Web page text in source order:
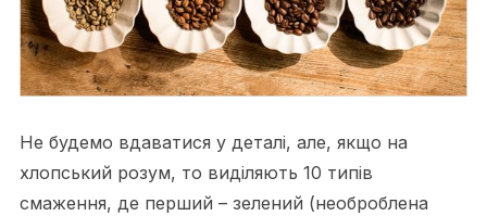
Не будемо вдаватися у деталі, але, якщо на
хлопський розум, то виділяють 10 типів
смаження, де перший – зелений (необроблена